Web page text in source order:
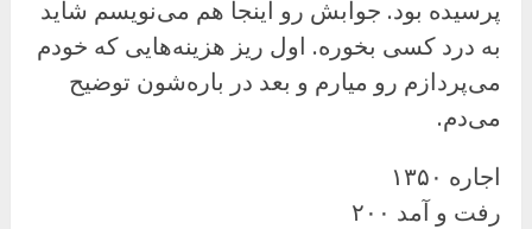
پرسیده بود. جوابش رو اینجا هم می‌نویسم شاید
به درد کسی بخوره. اول ریز هزینه‌هایی که خودم
می‌پردازم رو میارم و بعد در باره‌شون توضیح
می‌دم.
اجاره ۱۳۵۰
رفت و آمد ۲۰۰